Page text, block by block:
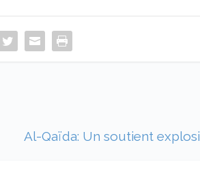
Al-Qaïda: Un soutient